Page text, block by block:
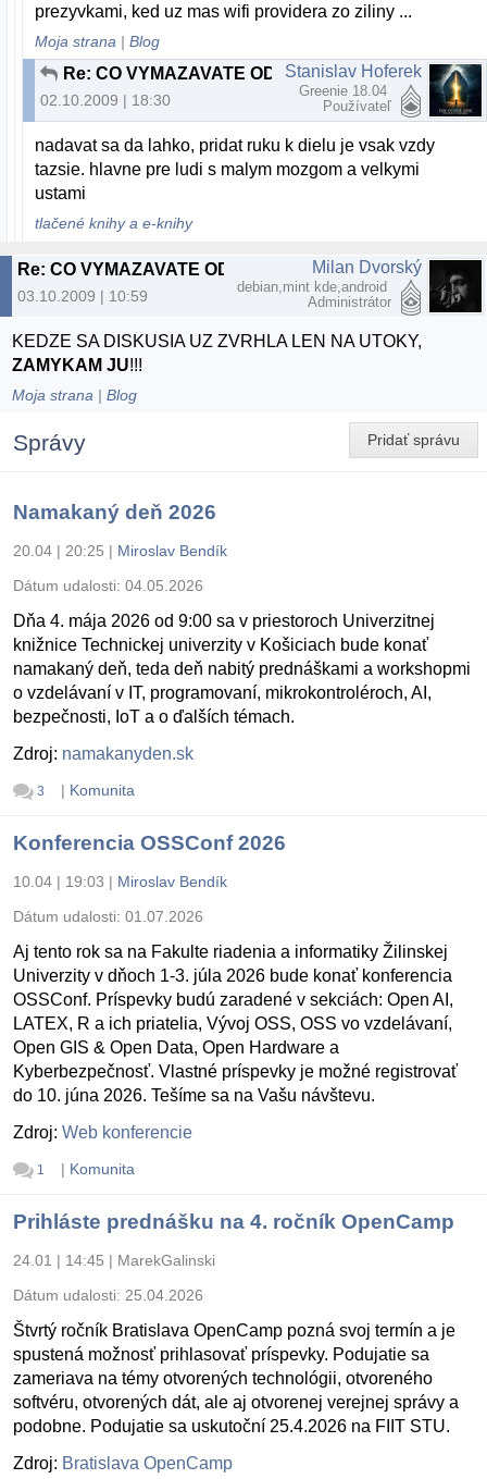
prezyvkami, ked uz mas wifi providera zo ziliny ...
Moja strana |Blog
Re: CO VYMAZAVATE ODPOVEDE TY DEBILNY ADMIN ???
02.10.2009 | 18:30
Stanislav Hoferek
Greenie 18.04
Používateľ
nadavat sa da lahko, pridat ruku k dielu je vsak vzdy
tazsie. hlavne pre ludi s malym mozgom a velkymi
ustami
tlačené knihy a e-knihy
03.10.2009 | 10:59
Milan Dvorský
debian,mint kde,android
Administrátor
KEDZE SA DISKUSIA UZ ZVRHLA LEN NA UTOKY,
ZAMYKAM JU!!!
Moja strana |Blog
Pridať správu
Správy
Namakaný deň 2026
20.04 | 20:25 | Miroslav Bendík
Dátum udalosti: 04.05.2026
Dňa 4. mája 2026 od 9:00 sa v priestoroch Univerzitnej
knižnice Technickej univerzity v Košiciach bude konať
namakaný deň, teda deň nabitý prednáškami a workshopmi
o vzdelávaní v IT, programovaní, mikrokontroléroch, AI,
bezpečnosti, IoT a o ďalších témach.
Zdroj: namakanyden.sk
3 | Komunita
Konferencia OSSConf 2026
10.04 | 19:03 | Miroslav Bendík
Dátum udalosti: 01.07.2026
Aj tento rok sa na Fakulte riadenia a informatiky Žilinskej
Univerzity v dňoch 1-3. júla 2026 bude konať konferencia
OSSConf. Príspevky budú zaradené v sekciách: Open AI,
LATEX, R a ich priatelia, Vývoj OSS, OSS vo vzdelávaní,
Open GIS & Open Data, Open Hardware a
Kyberbezpečnosť. Vlastné príspevky je možné registrovať
do 10. júna 2026. Tešíme sa na Vašu návštevu.
Zdroj: Web konferencie
1 | Komunita
Prihláste prednášku na 4. ročník OpenCamp
24.01 | 14:45 | MarekGalinski
Dátum udalosti: 25.04.2026
Štvrtý ročník Bratislava OpenCamp pozná svoj termín a je
spustená možnosť prihlasovať príspevky. Podujatie sa
zameriava na témy otvorených technológii, otvoreného
softvéru, otvorených dát, ale aj otvorenej verejnej správy a
podobne. Podujatie sa uskutoční 25.4.2026 na FIIT STU.
Zdroj: Bratislava OpenCamp